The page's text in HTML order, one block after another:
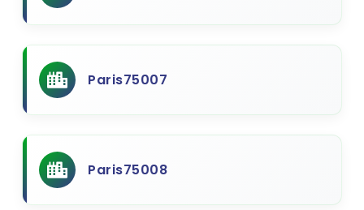
Paris75007
Paris75008